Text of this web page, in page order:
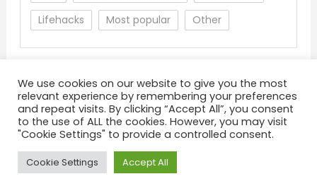
Lifehacks
Most popular Other
About Terms and Conditions
Privacy Policy
Feedback
Color Blog|Theme: Color Blog byMystery Themes
We use cookies on our website to give you the most
relevant experience by remembering your preferences
and repeat visits. By clicking “Accept All”, you consent
to the use of ALL the cookies. However, you may visit
"Cookie Settings" to provide a controlled consent.
Cookie Settings Accept All